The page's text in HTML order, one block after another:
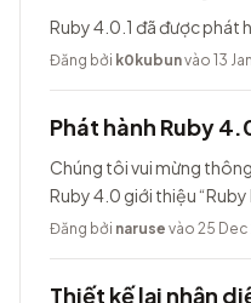
Ruby 4.0.1 đã được phát
Đăng bởi k0kubunvào 13
Phát hành Ruby
Chúng tôi vui mừng
Ruby 4.0 giới thiệu “Ruby
tiến khác.
Đăng bởi naruse vào 25
Thiết kế lại nhận